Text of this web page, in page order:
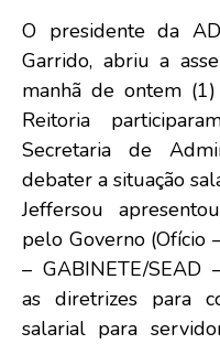
O presidente da
Garrido, abriu a
manhã de ontem
Reitoria
Secretaria de
debater a situação
Jeffersou
pelo Governo (Ofício
– GABINETE/SEAD
as diretrizes para
salarial para